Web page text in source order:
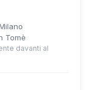
Tomè
davanti al